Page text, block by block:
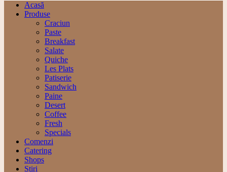
Acasă
Produse
Craciun
Paste
Breakfast
Salate
Quiche
Les Plats
Patiserie
Sandwich
Paine
Desert
Coffee
Fresh
Specials
Comenzi
Catering
Shops
Stiri